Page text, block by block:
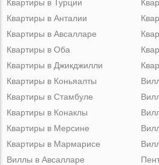
Квартиры в Турции
Квартиры в Анталии
Квартиры в Авсалларе
Квартиры в Оба
Квартиры в Джикджилли
Квартиры в Коньяалты
Квартиры в Стамбуле
Квартиры в Конаклы
Квартиры в Мерсине
Квартиры в Мармарисе
Виллы в Авсалларе